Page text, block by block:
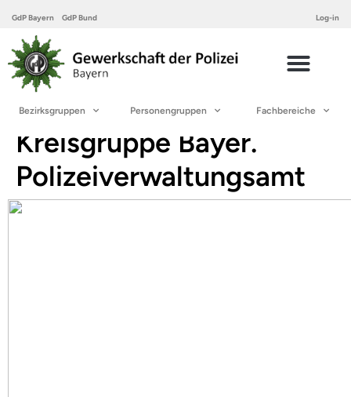
GdP Bayern GdP Bund Log-in
Bezirksgruppen Personengruppen Fachbereiche
Kreisgruppe Bayer.
Polizeiverwaltungsamt